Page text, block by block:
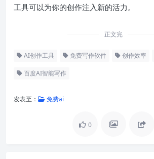
工具可以为你的创作注入新的活力。
正文完
AI创作工具 免费写作软件 创作效率
百度AI智能写作
发表至： 免费ai
0